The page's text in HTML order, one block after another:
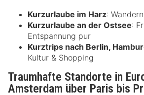
Kurzurlaube im Harz:
Kurzurlaube an der Ostsee:
Entspannung pur
Kurztrips nach Berlin,
Kultur & Shopping
Traumhafte Standorte in
Amsterdam über Paris bis